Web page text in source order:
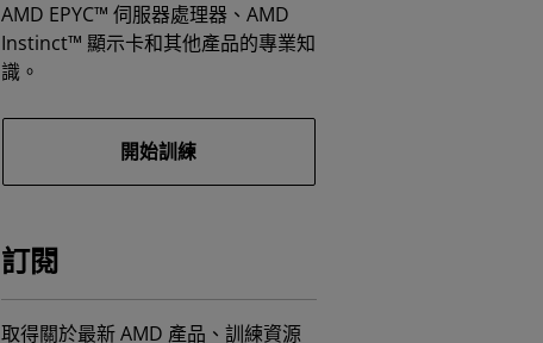
AMD EPYC™ 伺服器處理器、AMD
Instinct™ 顯示卡和其他產品的專業知
識。
開始訓練
訂閱
取得關於最新 AMD 產品、訓練資源